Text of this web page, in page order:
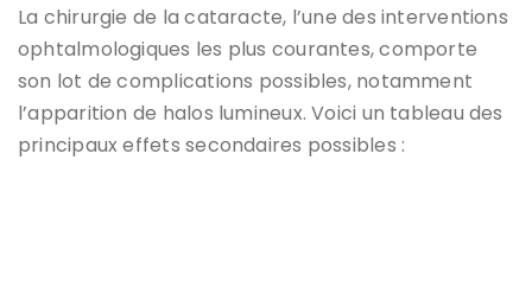
La chirurgie de la cataracte, l’une des interventions
ophtalmologiques les plus courantes, comporte
son lot de complications possibles, notamment
l’apparition de halos lumineux. Voici un tableau des
principaux effets secondaires possibles :